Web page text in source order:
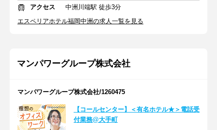
アクセス
中洲川端駅 徒歩3分
エスペリアホテル福岡中洲の求人一覧を見る
マンパワーグループ株式会社
マンパワーグループ株式会社/1260475
【コールセンター】＜有名ホテル★＞電話受
付業務@大手町